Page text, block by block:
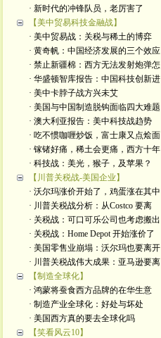
· 新时代的冲锋队员，老厉害了
【美中贸易科技金融战】
· 美中贸易战：关税与稀土的博弈
· 黄奇帆：中国经济发展的三个效应
· 禁止新疆棉：西方无法发射炮弹怎
· 华盛顿智库报告：中国科技创新进
· 美中卡脖子战方兴未艾
· 美国与中国制造脱钩面临四大难题
· 澳大利亚报告：美中科技战趋势
· 吃不惯咖喱炒饭，富士康又点烩面
· 镓锗好痛，稀土会更痛，西方十年
· 科技战：美光，猴子，及苹果？
【川普关税战-美国企业】
· 沃尔玛涨价开始了，鸡蛋涨在其中
· 川普关税战分析：从Costco 要离
· 关税战：可口可乐公司也考虑搬出
· 关税战：Home Depot 开始涨价了
· 美国零售业崩塌：沃尔玛也要离开
· 川普关税战伟大成果：亚马逊要离
【制造全球化】
· 鸿蒙将蚕食西方品牌的在华生意
· 制造产业全球化：好处与坏处
· 美国西方真的要去全球化吗
【笑看风云10】